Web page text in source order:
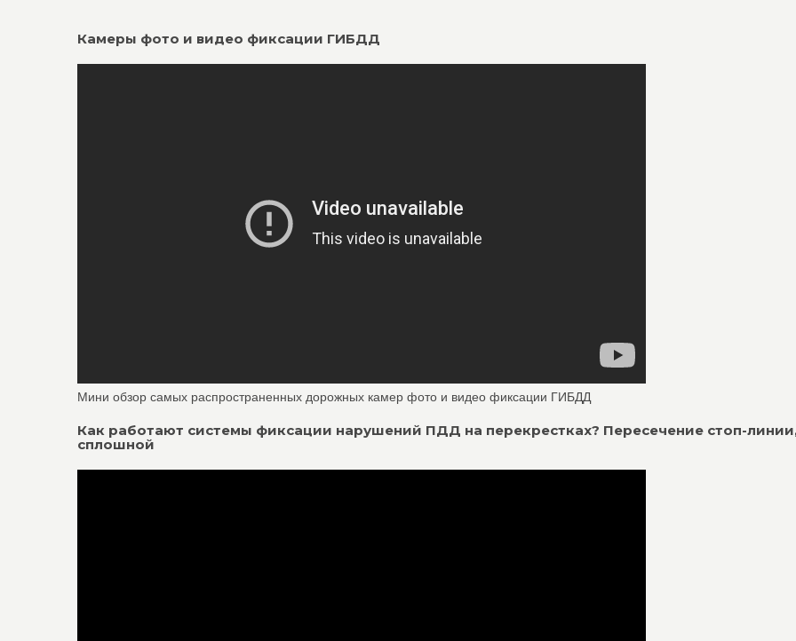
Камеры фото и видео фиксации ГИБДД
Мини обзор самых распространенных дорожных камер фото и видео фиксации ГИБДД
Как работают системы фиксации нарушений ПДД на перекрестках? Пересечение стоп-
сплошной